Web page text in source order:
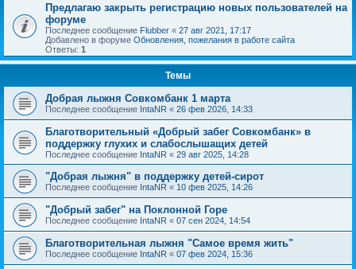
Предлагаю закрыть регистрацию новых пользователей на
форуме
Последнее сообщение Flubber « 27 авг 2021, 17:17
Добавлено в форуме Обновления, пожелания в работе сайта
Ответы: 1
Темы
Добрая лыжня Совкомбанк 1 марта
Последнее сообщение IntaNR « 26 фев 2026, 14:33
Благотворительный «Добрый забег Совкомбанк» в
поддержку глухих и слабослышащих детей
Последнее сообщение IntaNR « 29 авг 2025, 14:28
"Добрая лыжня" в поддержку детей-сирот
Последнее сообщение IntaNR « 10 фев 2025, 14:26
"Добрый забег" на Поклонной Горе
Последнее сообщение IntaNR « 07 сен 2024, 14:54
Благотворительная лыжня "Самое время жить"
Последнее сообщение IntaNR « 07 фев 2024, 15:36